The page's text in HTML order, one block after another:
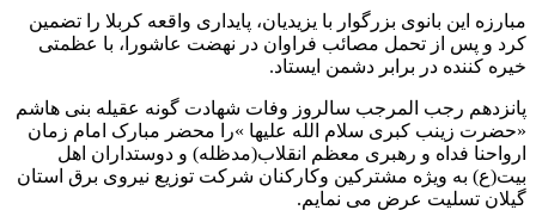
مبارزه این بانوی بزرگوار با یزیدیان، پایداری واقعه کربلا را تضمین
کرد و پس از تحمل مصائب فراوان در نهضت عاشورا، با عظمتی
خیره کننده در برابر دشمن ایستاد.
پانزدهم رجب المرجب سالروز وفات شهادت گونه عقیله بنی هاشم
«حضرت زینب کبری سلام الله علیها »را محضر مبارک امام زمان
ارواحنا فداه و رهبری معظم انقلاب(مدظله) و دوستداران اهل
بیت(ع) به ویژه مشترکین وکارکنان شرکت توزیع نیروی برق استان
گیلان تسلیت عرض می نمایم.